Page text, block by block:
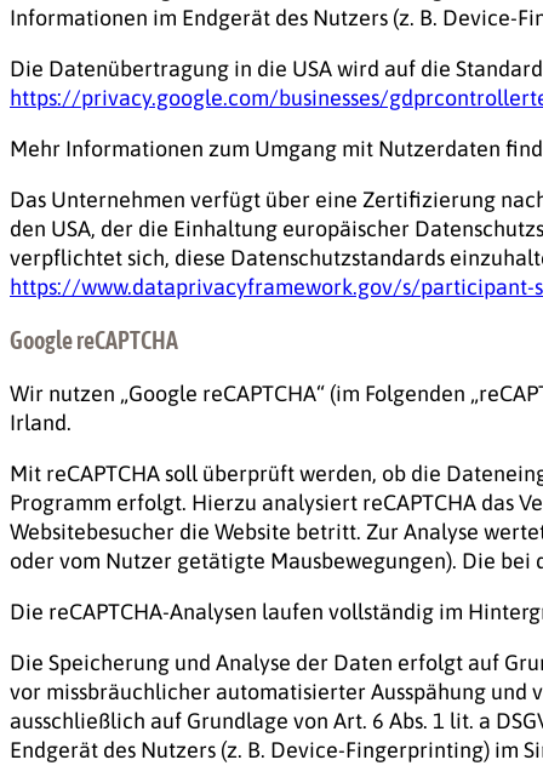
Informationen im Endgerät des Nutzers (z. B. Device-
Die Datenübertragung in die USA wird auf die
https://privacy.google.com/businesses/
Mehr Informationen zum Umgang mit Nutzerdaten
Das Unternehmen verfügt über eine Zertifizierung
den USA, der die Einhaltung europäischer
verpflichtet sich, diese Datenschutzstandards
https://www.dataprivacyframework.gov/s/participant-
Google reCAPTCHA
Wir nutzen „Google reCAPTCHA“ (im Folgenden
Irland.
Mit reCAPTCHA soll überprüft werden, ob die
Programm erfolgt. Hierzu analysiert reCAPTCHA das
Websitebesucher die Website betritt. Zur Analyse
oder vom Nutzer getätigte Mausbewegungen). Die
Die reCAPTCHA-Analysen laufen vollständig im
Die Speicherung und Analyse der Daten erfolgt auf
vor missbräuchlicher automatisierter Ausspähung und
ausschließlich auf Grundlage von Art. 6 Abs. 1 lit. a
Endgerät des Nutzers (z. B. Device-Fingerprinting) im